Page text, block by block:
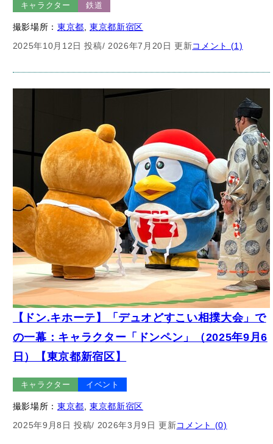
撮影場所：東京都 , 東京都新宿区
2025年10月12日 投稿/ 2026年7月20日 更新
【ドン.キホーテ】「デュオどすこい相撲大会」で
の一幕：キャラクター「ドンペン」（2025年9月6
日）【東京都新宿区】
撮影場所：東京都 , 東京都新宿区
2025年9月8日 投稿/ 2026年3月9日 更新